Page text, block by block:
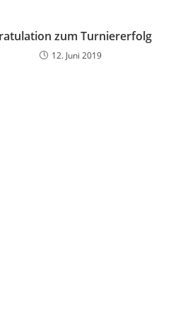
zum Turniererfolg
12. Juni 2019